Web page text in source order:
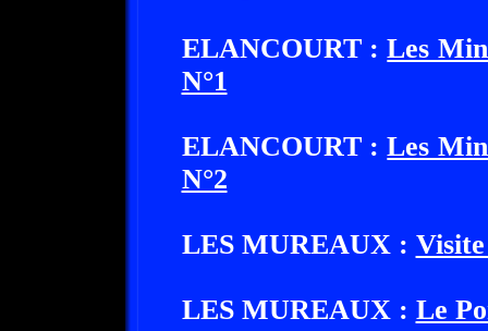
ELANCOURT :Les
N°1
ELANCOURT :Les
N°2
LES MUREAUX :
LES MUREAUX : Le